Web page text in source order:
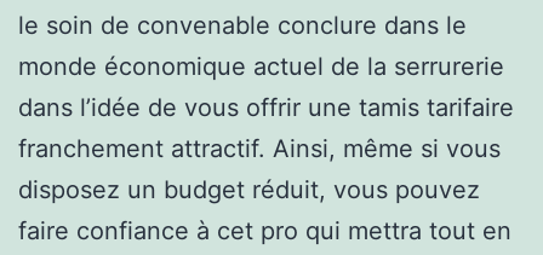
le soin de convenable conclure dans le
monde économique actuel de la serrurerie
dans l’idée de vous offrir une tamis tarifaire
franchement attractif. Ainsi, même si vous
disposez un budget réduit, vous pouvez
faire confiance à cet pro qui mettra tout en